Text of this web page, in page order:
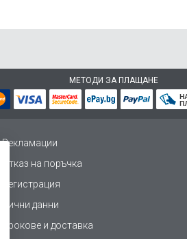
МЕТОДИ ЗА ПЛАЩАНЕ
Рекламации
Отказ на поръчка
Регистрация
Лични данни
Срокове и доставка